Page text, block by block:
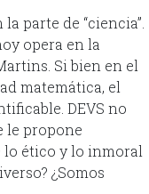
parte de “ciencia”.
opera en la
Si bien en el
matemática, el
DEVS no
le propone
lo ético y lo inmoral
¿Somos